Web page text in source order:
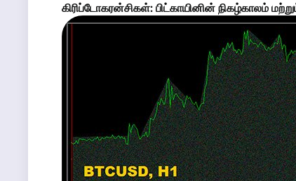
கிரிப்டோகரன்சிகள்: பிட்காயினின் நிகழ்காலம்